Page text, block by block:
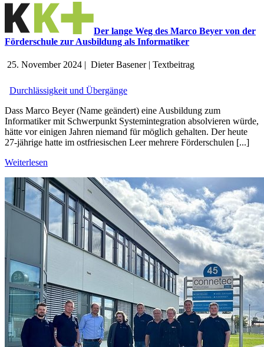
Der lange Weg des Marco Beyer von der
Förderschule zur Ausbildung als Informatiker
25. November 2024 | Dieter Basener| Textbeitrag
Durchlässigkeit und Übergänge
Dass Marco Beyer (Name geändert) eine Ausbildung zum
Informatiker mit Schwerpunkt Systemintegration absolvieren würde,
hätte vor einigen Jahren niemand für möglich gehalten. Der heute
27-jährige hatte im ostfriesischen Leer mehrere Förderschulen [...]
Weiterlesen